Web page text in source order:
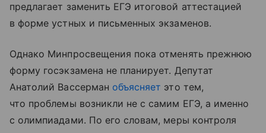
предлагает заменить ЕГЭ итоговой аттестацией
в форме устных и письменных экзаменов.
Однако Минпросвещения пока отменять прежнюю
форму госэкзамена не планирует. Депутат
Анатолий Вассерман объясняет это тем,
что проблемы возникли не с самим ЕГЭ, а именно
с олимпиадами. По его словам, меры контроля